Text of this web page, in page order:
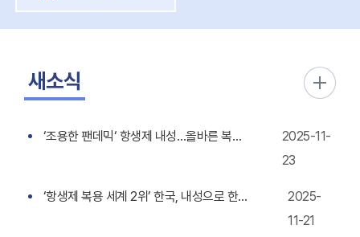
새소식
‘조용한 팬데믹‘ 항생제 내성…올바른 복용법은?[QnA]
2025-11-
23
‘항생제 복용 세계 2위’ 한국, 내성으로 한해 3만여명 숨질 수도
2025-
11-21